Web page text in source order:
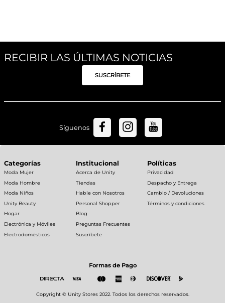
RECIBIR LAS ÚLTIMAS NOTICIAS
SUSCRÍBETE
Síguenos
Categorías
Moda Mujer
Moda Hombre
Moda Niños
Unity Beauty
Hogar
Electrónica y Móviles
Electrodomésticos
Institucional
Acerca de Unity
Tiendas
Hable con Nosotros
Personal Shopper
Blog
Preguntas Frecuentes
Suscríbete
Políticas
Privacidad
Despacho y Entrega
Cambio / Devoluciones
Términos y condiciones
Formas de Pago
Copyright © Unity Stores 2022. Todos los derechos reservados.